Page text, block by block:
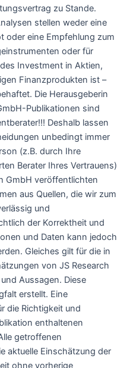
zu Stande.
stellen weder eine
oder eine Empfehlung zum
oder für
Investment in Aktien,
Finanzprodukten ist –
Die Herausgeberin
Publikationen sind
Deshalb lassen
unbedingt immer
(z.B. durch Ihre
Berater Ihres Vertrauens)
GmbH veröffentlichten
aus Quellen, die wir zum
und
der Korrektheit und
und Daten kann jedoch
Gleiches gilt für die in
von JS Research
Aussagen. Diese
erstellt. Eine
die Richtigkeit und
enthaltenen
getroffenen
aktuelle Einschätzung der
ohne vorherige